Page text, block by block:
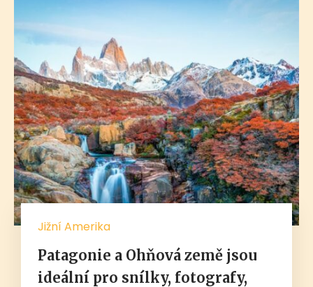
Jižní Amerika
Patagonie a Ohňová země jsou
ideální pro snílky, fotografy,